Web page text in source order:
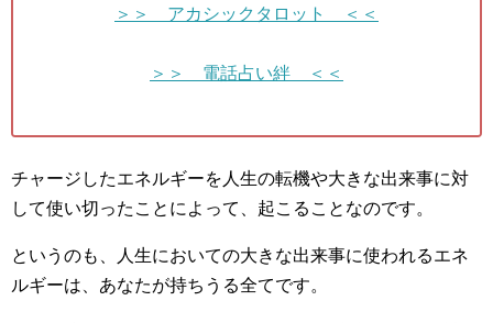
＞＞ アカシックタロット ＜＜
＞＞ 電話占い絆 ＜＜
チャージしたエネルギーを人生の転機や大きな出来事に対
して使い切ったことによって、起こることなのです。
というのも、人生においての大きな出来事に使われるエネ
ルギーは、あなたが持ちうる全てです。